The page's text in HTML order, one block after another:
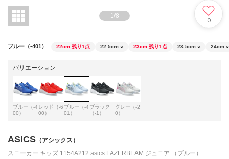
1 /8
0
ブルー（-401） 22cm 残り1点 22.5cm ○ 23cm 残り1点 23.5cm ○ 24cm ○
バリエーション
ブルー（-4
00）
レッド（-6
00）
ブルー（-4
01）
ブラック
（-1）
グレー（-2
0）
ASICS （アシックス）
スニーカー キッズ 1154A212 asics LAZERBEAM ジュニア （ブルー）